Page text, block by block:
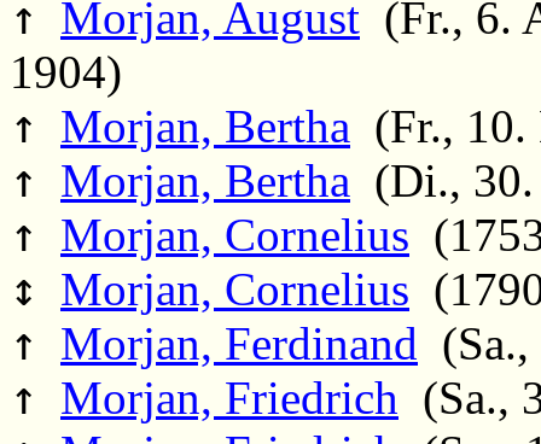
↑ Morjan, August (Fr., 6.
1904)
↑ Morjan, Bertha (Fr., 10.
↑ Morjan, Bertha (Di.,
↑ Morjan, Cornelius
↕ Morjan, Cornelius
↑ Morjan, Ferdinand
↑ Morjan, Friedrich (Sa.,